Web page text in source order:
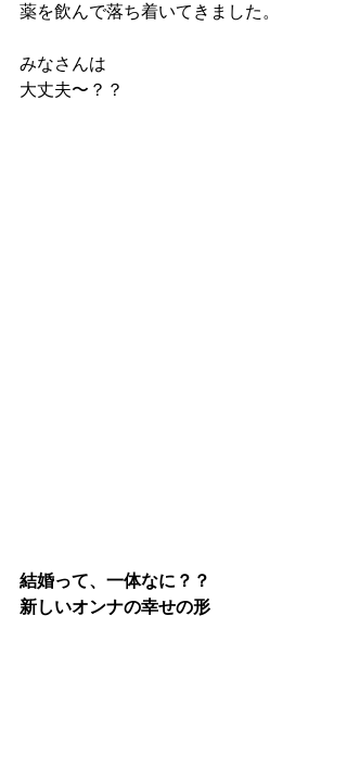
薬を飲んで落ち着いてきました。
みなさんは
大丈夫〜？？
結婚って、一体なに？？
新しいオンナの幸せの形